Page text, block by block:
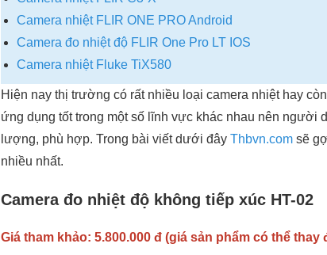
Camera nhiệt FLIR ONE PRO Android
Camera đo nhiệt độ FLIR One Pro LT IOS
Camera nhiệt Fluke TiX580
Hiện nay thị trường có rất nhiều loại camera nhiệt hay
ứng dụng tốt trong một số lĩnh vực khác nhau nên người
lượng, phù hợp. Trong bài viết dưới đây Thbvn.com sẽ
nhiều nhất.
Camera đo nhiệt độ không tiếp xúc HT-02
Giá tham khảo: 5.800.000 đ (giá sản phẩm có thể